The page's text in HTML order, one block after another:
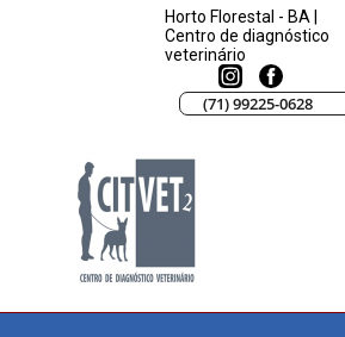
Horto Florestal - BA |
Centro de diagnóstico
veterinário
(71) 99225-0628